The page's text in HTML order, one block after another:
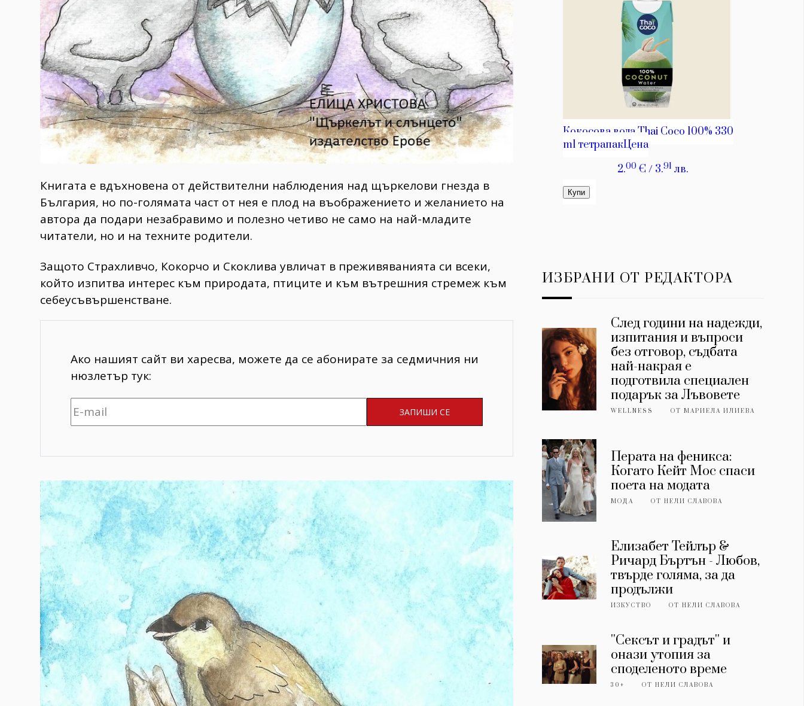
Книгата е вдъхновена от действителни наблюдения над щъркелови гнезда в
България, но по-голямата част от нея е плод на въображението и желанието на
автора да подари незабравимо и полезно четиво не само на най-младите
читатели, но и на техните родители.
Защото Страхливчо, Кокорчо и Скоклива увличат в преживяванията си всеки,
който изпитва интерес към природата, птиците и към вътрешния стремеж към
себеусъвършенстване.
Ако нашият сайт ви харесва, можете да се абонирате за седмичния ни
нюзлетър тук:
ИЗБРАНИ ОТ РЕДАКТОРА
След години на надежди,
изпитания и въпроси
без отговор, съдбата
най-накрая е
подготвила специален
подарък за Лъвовете
WELLNESS ОТМАРИЕЛА ИЛИЕВА
Перата на феникса:
Когато Кейт Мос спаси
поета на модата
МОДА ОТНЕЛИ СЛАВОВА
Елизабет Тейлър &
Ричард Бъртън - Любов,
твърде голяма, за да
продължи
ИЗКУСТВО ОТНЕЛИ СЛАВОВА
''Сексът и градът'' и
онази утопия за
споделеното време
30+ ОТНЕЛИ СЛАВОВА